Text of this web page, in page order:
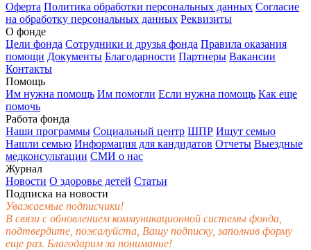
Оферта Политика обработки персональных данных Согласие
на обработку персональных данных Реквизиты
О фонде
Цели фонда Сотрудники и друзья фонда Правила оказания
помощи Документы Благодарности Партнеры Вакансии
Контакты
Помощь
Им нужна помощь Им помогли Если нужна помощь Как еще
помочь
Работа фонда
Наши программы Социальный центр ШПР Ищут семью
Нашли семью Информация для кандидатов Отчеты Выездные
медконсультации СМИ о нас
Журнал
Новости О здоровье детей Статьи
Подписка на новости
Уважаемые подписчики!
В связи с обновлением коммуникационной системы фонда,
подтвердите, пожалуйста, Вашу подписку, заполнив форму
еще раз. Благодарим за понимание!